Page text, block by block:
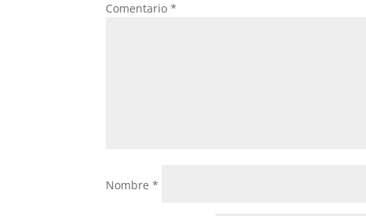
k
Comentario*
Nombre*